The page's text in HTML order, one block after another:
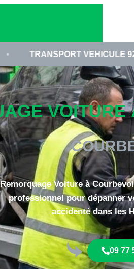
VÉHICULE 92400 •
Remorquage Voiture à
professionnel pour dépanner
accidenté dans les
09 77